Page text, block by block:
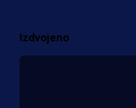
Više vijesti
Izdvojeno